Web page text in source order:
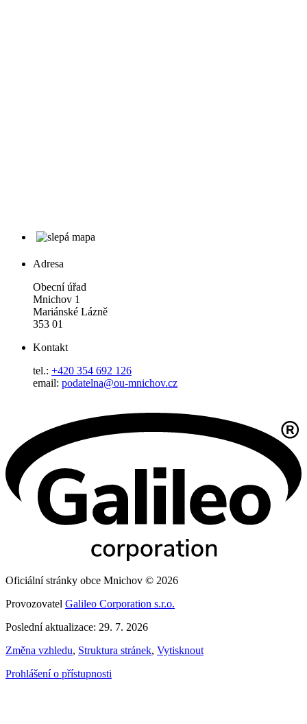
Adresa
Obecní úřad
Mnichov 1
Mariánské Lázně
353 01
Kontakt
tel.: +420 354 692 126
email: podatelna@ou-mnichov.cz
Oficiální stránky obce Mnichov © 2026
Provozovatel Galileo Corporation s.r.o.
Poslední aktualizace: 29. 7. 2026
Změna vzhledu, Struktura stránek, Vytisknout
Prohlášení o přístupnosti